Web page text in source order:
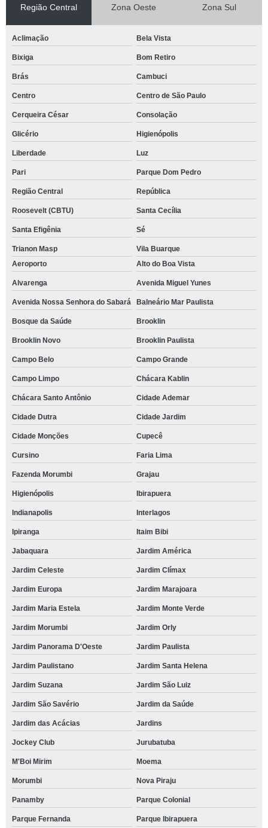
Região Central Zona Oeste Zona Sul
Aclimação Bela Vista
Bixiga Bom Retiro
Brás Cambuci
Centro Centro de São Paulo
Cerqueira César Consolação
Glicério Higienópolis
Liberdade Luz
Pari Parque Dom Pedro
Região Central República
Roosevelt (CBTU) Santa Cecília
Santa Efigênia Sé
Trianon Masp
Vila Buarque
Aeroporto
Alto do Boa Vista
Alvarenga Avenida Miguel Yunes
Avenida Nossa Senhora do Sabará Balneário Mar Paulista
Bosque da Saúde Brooklin
Brooklin Novo Brooklin Paulista
Campo Belo Campo Grande
Campo Limpo Chácara Kablin
Chácara Santo Antônio Cidade Ademar
Cidade Dutra Cidade Jardim
Cidade Monções Cupecê
Cursino Faria Lima
Fazenda Morumbi Grajau
Higienópolis Ibirapuera
Indianapolis Interlagos
Ipiranga Itaim Bibi
Jabaquara Jardim América
Jardim Celeste Jardim Clímax
Jardim Europa Jardim Marajoara
Jardim Maria Estela Jardim Monte Verde
Jardim Morumbi Jardim Orly
Jardim Panorama D'Oeste Jardim Paulista
Jardim Paulistano Jardim Santa Helena
Jardim Suzana Jardim São Luiz
Jardim São Savério Jardim da Saúde
Jardim das Acácias Jardins
Jockey Club Jurubatuba
M'Boi Mirim Moema
Morumbi Nova Piraju
Panamby Parque Colonial
Parque Fernanda Parque Ibirapuera